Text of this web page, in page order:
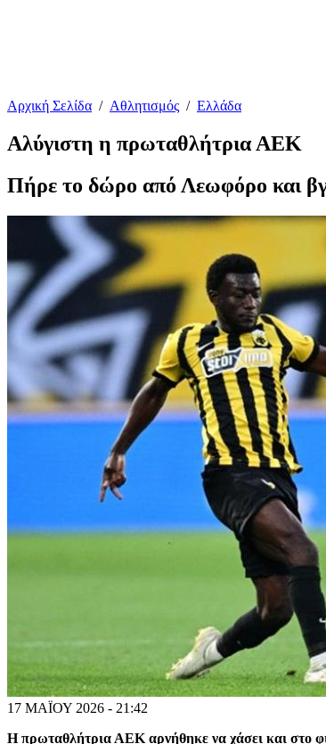
Αρχική Σελίδα / Αθλητισμός / Ελλάδα
Αλύγιστη η πρωταθλήτρια ΑΕΚ
Πήρε το δώρο από Λεωφόρο και
17 ΜΑΪΟΥ 2026 - 21:42
Η πρωταθλήτρια ΑΕΚ αρνήθηκε να χάσει και στο